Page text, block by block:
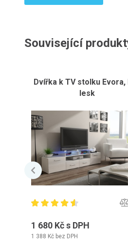
Související
Dvířka k TV stolku Evora,
lesk
1 680 Kč s DPH
1 388 Kč bez DPH